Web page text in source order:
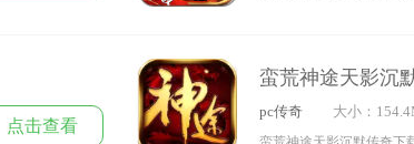
伴赶紧下载试试吧。
点击查看
蛮荒神途天影沉
pc传奇 大小：